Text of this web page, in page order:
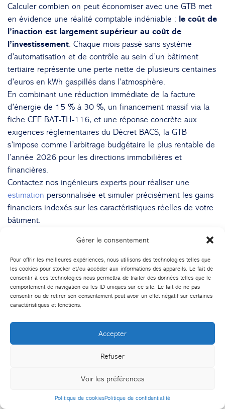
Gérer le consentement
Pour offrir les meilleures expériences, nous utilisons des technologies telles que
les cookies pour stocker et/ou accéder aux informations des appareils. Le fait de
consentir à ces technologies nous permettra de traiter des données telles que le
comportement de navigation ou les ID uniques sur ce site. Le fait de ne pas
consentir ou de retirer son consentement peut avoir un effet négatif sur certaines
caractéristiques et fonctions.
Accepter
Refuser
Voir les préférences
Politique de cookiesPolitique de confidentialité
Calculer combien on peut économiser avec une GTB met
en évidence une réalité comptable indéniable : le coût de
l’inaction est largement supérieur au coût de
l’investissement. Chaque mois passé sans système
d’automatisation et de contrôle au sein d’un bâtiment
tertiaire représente une perte nette de plusieurs centaines
d’euros en kWh gaspillés dans l’atmosphère.
En combinant une réduction immédiate de la facture
d’énergie de 15 % à 30 %, un financement massif via la
fiche CEE BAT-TH-116, et une réponse concrète aux
exigences réglementaires du Décret BACS, la GTB
s’impose comme l’arbitrage budgétaire le plus rentable de
l’année 2026 pour les directions immobilières et
financières.
Contactez nos ingénieurs experts pour réaliser une
estimation personnalisée et simuler précisément les gains
financiers indexés sur les caractéristiques réelles de votre
bâtiment.
Etiquettes GTB
Partager